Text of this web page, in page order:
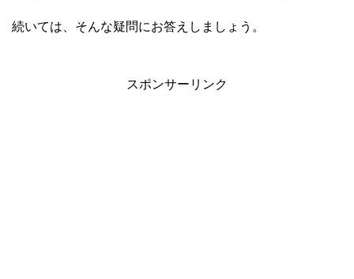
続いては、そんな疑問にお答えしましょう。
スポンサーリンク